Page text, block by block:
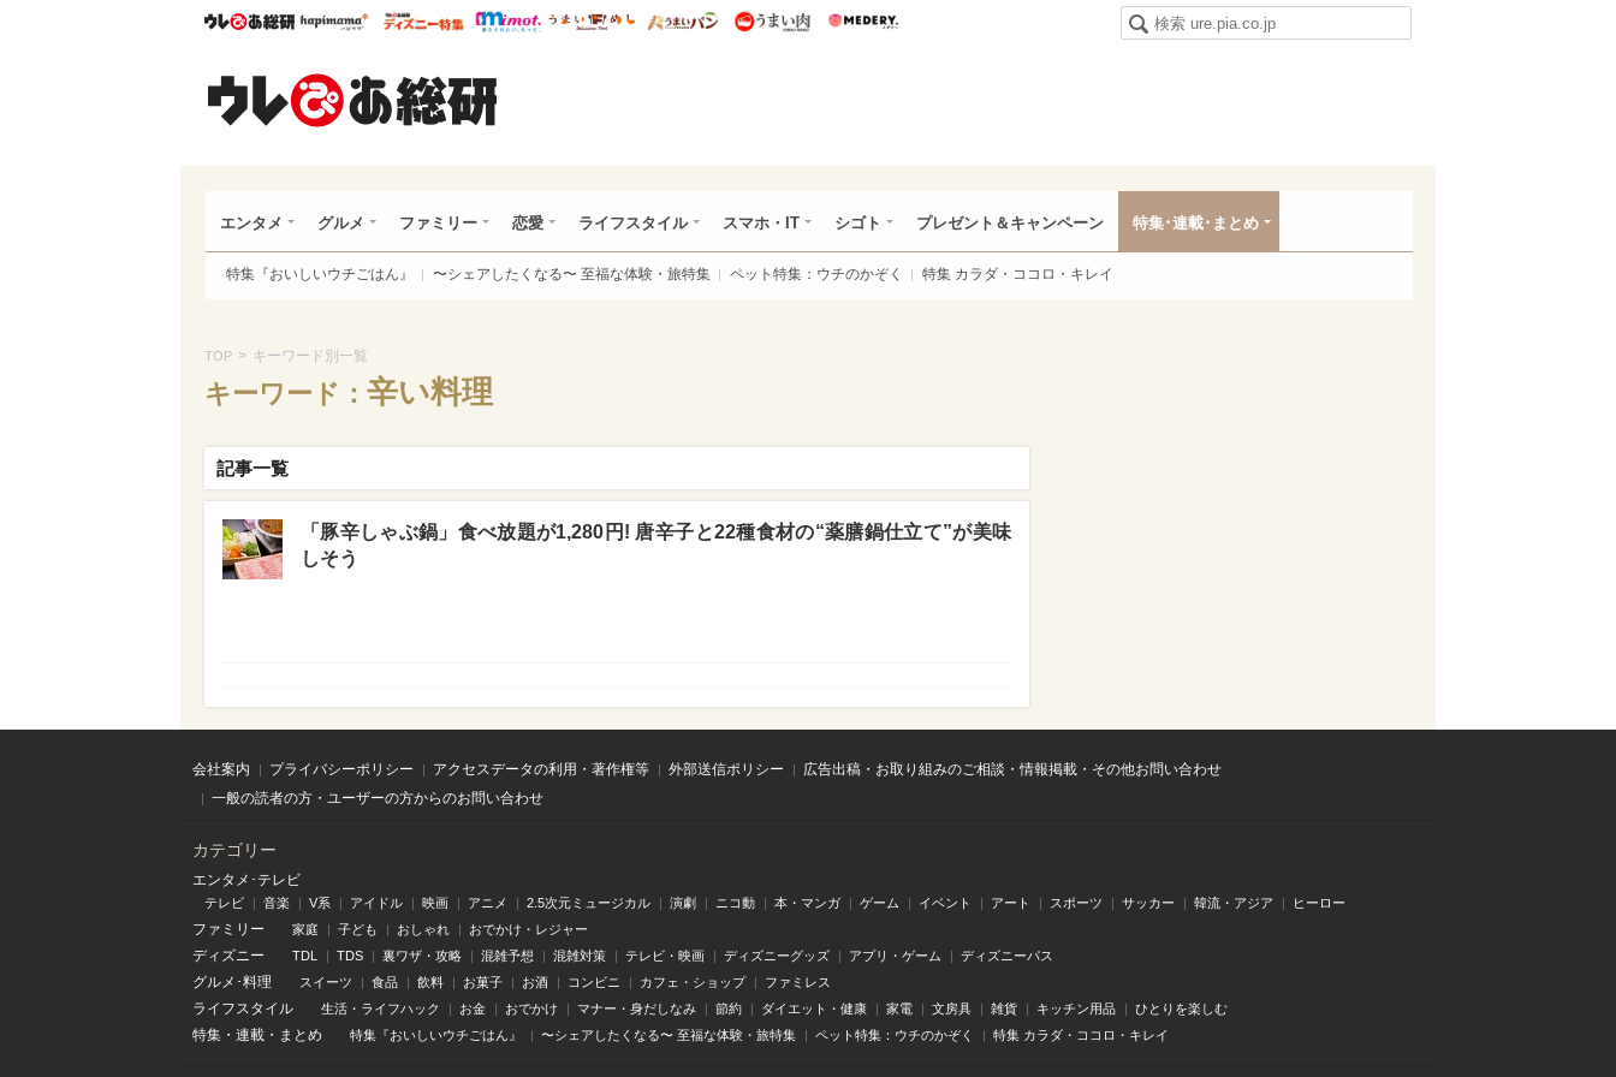
ウレぴあ総研ハピママ* ウレぴあ総研 ディズニー特集
mimot. うまいめし うまいパン うまい肉
エンタメ グルメ ファミリー 恋愛 ライフスタイル スマホ・IT シゴト プレゼント＆キャンペーン 特集･連載･まとめ
特集『おいしいウチごはん』 〜シェアしたくなる〜 至福な体験・旅特集 ペット特集：ウチのかぞく 特集 カラダ・ココロ・キレイ
TOP > キーワード別一覧
キーワード： 辛い料理
記事一覧
「豚辛しゃぶ鍋」食べ放題が1,280円! 唐辛子と22種食材の“薬膳鍋仕立て”が美味
しそう
会社案内 プライバシーポリシー アクセスデータの利用・著作権等 外部送信ポリシー
広告出稿・お取り組みのご相談・情報掲載・その他お問い合わせ
一般の読者の方・ユーザーの方からのお問い合わせ
カテゴリー
エンタメ･テレビ
テレビ 音楽 V系 アイドル 映画 アニメ 2.5次元ミュージカル 演劇 ニコ動 本・マンガ ゲーム イベント アート スポーツ サッカー 韓流・アジア ヒーロー
ファミリー 家庭 子ども おしゃれ おでかけ・レジャー
ディズニー TDL TDS 裏ワザ・攻略 混雑予想 混雑対策 テレビ・映画 ディズニーグッズ アプリ・ゲーム ディズニーパス
グルメ･料理 スイーツ 食品 飲料 お菓子 お酒 コンビニ カフェ・ショップ ファミレス
ライフスタイル 生活・ライフハック お金 おでかけ マナー・身だしなみ 節約 ダイエット・健康 家電 文房具 雑貨 キッチン用品 ひとりを楽しむ
特集 ・ 連載 ・ まとめ 特集『おいしいウチごはん』 〜シェアしたくなる〜 至福な体験・旅特集 ペット特集：ウチのかぞく 特集 カラダ・ココロ・キレイ